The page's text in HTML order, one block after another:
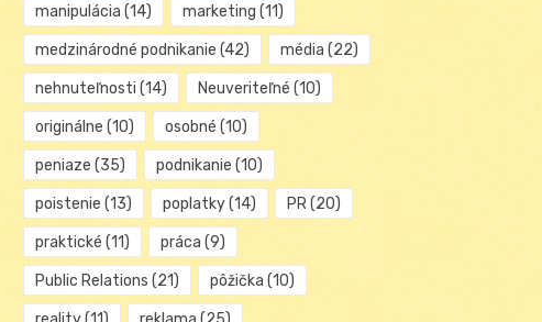
manipulácia (14) marketing (11)
medzinárodné podnikanie (42) média (22)
nehnuteľnosti (14) Neuveriteľné (10)
originálne (10) osobné (10)
peniaze (35) podnikanie (10)
poistenie (13) poplatky(14) PR(20)
praktické (11) práca (9)
Public Relations (21) pôžička (10)